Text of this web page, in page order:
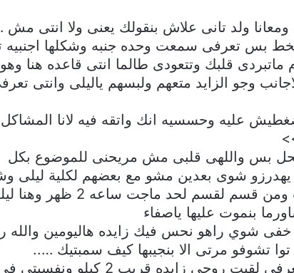
ولد تانى علاش بنقولك يعنى ولا انتى مش
بس تعرفى سمعت وحده جنبه وشكلها اجنبيه
قلبك وتتعودى طالما انتى قاعده هنا
وجو الزايد متعهم ولبسهم ياليلى وانتى
عليه وحسسيه انك واتقه فيه لانا المشاكل
بس واللهى قلبى مش مريحنى للموضوع بكل
شوى بعدين مشو مع بعضهم لكلية ليلى
لحد ماجت ساعه 2 ظهر وهنا ليلى قالت لصفاء ….
بنموت عليها ياصفاء
شوي راهو نحس فيك زايده هاليومين والله
تشوفو مرتى الا بنجيبها كيف سمبتيك …..
ونفسيتى فى هابط من وزنى ومشكله انا شهيتى مفتوحه على طول